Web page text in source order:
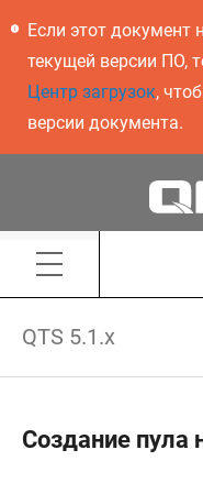
Если этот документ
текущей версии ПО,
Центр загрузок,
версии документа.
QTS 5.1.x
Создание пула